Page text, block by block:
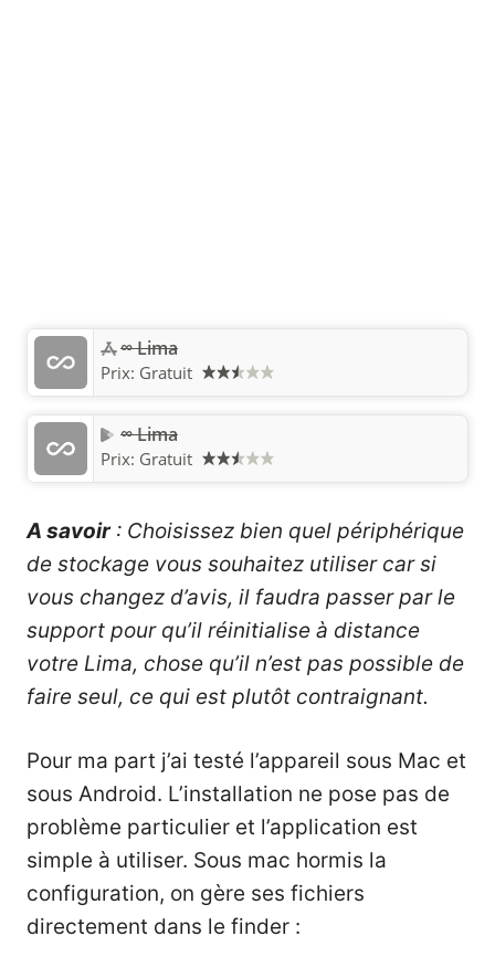
∞ Lima
Prix: Gratuit
∞ Lima
Prix: Gratuit
A savoir: Choisissez bien quel périphérique
de stockage vous souhaitez utiliser car si
vous changez d’avis, il faudra passer par le
support pour qu’il réinitialise à distance
votre Lima, chose qu’il n’est pas possible de
faire seul, ce qui est plutôt contraignant.
Pour ma part j’ai testé l’appareil sous Mac et
sous Android. L’installation ne pose pas de
problème particulier et l’application est
simple à utiliser. Sous mac hormis la
configuration, on gère ses fichiers
directement dans le finder :